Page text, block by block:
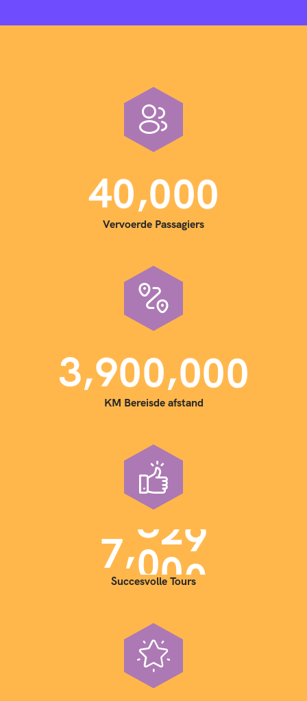
40,000
Vervoerde Passagiers
3,900,000
KM Bereisde afstand
7,000
Succesvolle Tours